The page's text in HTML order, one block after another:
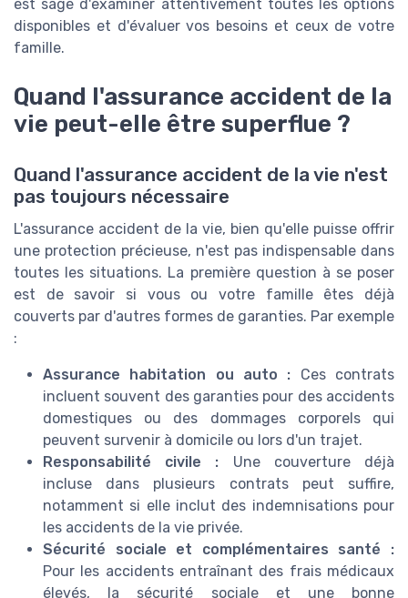
est sage d'examiner attentivement toutes les options
disponibles et d'évaluer vos besoins et ceux de votre
famille.
Quand l'assurance accident de la
vie peut-elle être superflue ?
Quand l'assurance accident de la vie n'est
pas toujours nécessaire
L'assurance accident de la vie, bien qu'elle puisse offrir
une protection précieuse, n'est pas indispensable dans
toutes les situations. La première question à se poser
est de savoir si vous ou votre famille êtes déjà
couverts par d'autres formes de garanties. Par exemple
:
Assurance habitation ou auto : Ces contrats
incluent souvent des garanties pour des accidents
domestiques ou des dommages corporels qui
peuvent survenir à domicile ou lors d'un trajet.
Responsabilité civile : Une couverture déjà
incluse dans plusieurs contrats peut suffire,
notamment si elle inclut des indemnisations pour
les accidents de la vie privée.
Sécurité sociale et complémentaires santé :
Pour les accidents entraînant des frais médicaux
élevés, la sécurité sociale et une bonne